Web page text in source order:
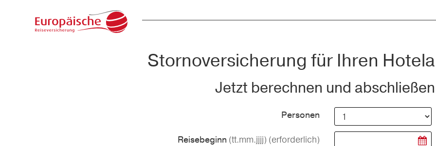
Stornoversicherung für Ihren
Jetzt berechnen und
Personen
Reisebeginn (tt.mm.jjjj) (erforderlich)